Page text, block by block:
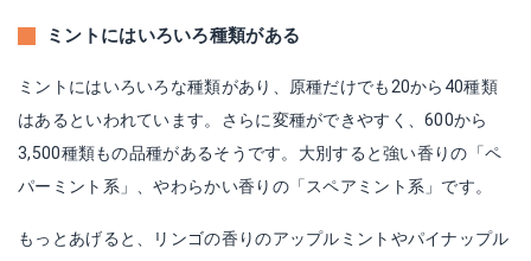
ミントにはいろいろ種類がある
ミントにはいろいろな種類があり、原種だけでも20から40種類
はあるといわれています。さらに変種ができやすく、600から
3,500種類もの品種があるそうです。大別すると強い香りの「ペ
パーミント系」、やわらかい香りの「スペアミント系」です。
もっとあげると、リンゴの香りのアップルミントやパイナップル